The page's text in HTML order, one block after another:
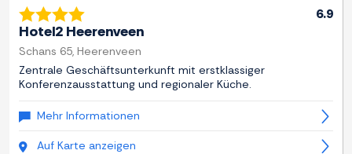
6.9
Hotel2 Heerenveen
Schans 65, Heerenveen
Zentrale Geschäftsunterkunft mit erstklassiger
Konferenzausstattung und regionaler Küche.
Mehr Informationen
Auf Karte anzeigen